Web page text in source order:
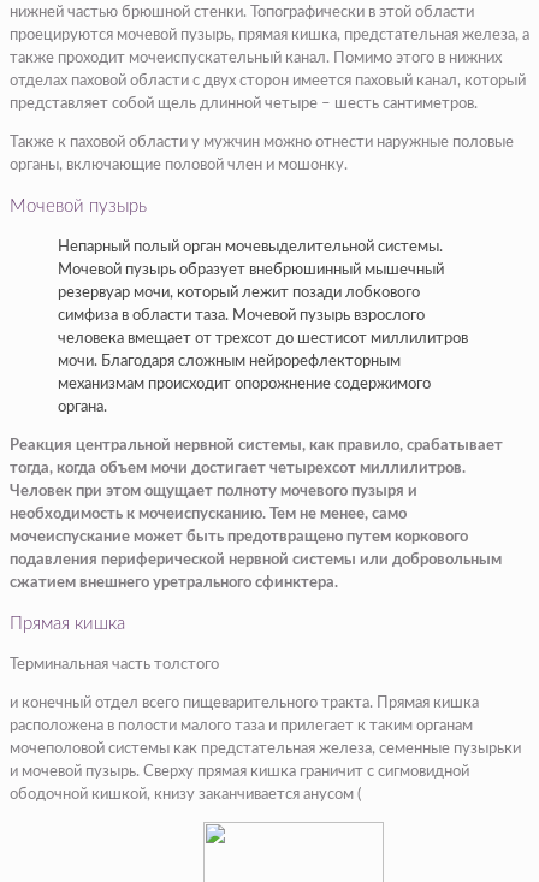
нижней частью брюшной стенки. Топографически в этой области
проецируются мочевой пузырь, прямая кишка, предстательная железа, а
также проходит мочеиспускательный канал. Помимо этого в нижних
отделах паховой области с двух сторон имеется паховый канал, который
представляет собой щель длинной четыре – шесть сантиметров.
Также к паховой области у мужчин можно отнести наружные половые
органы, включающие половой член и мошонку.
Мочевой пузырь
Непарный полый орган мочевыделительной системы.
Мочевой пузырь образует внебрюшинный мышечный
резервуар мочи, который лежит позади лобкового
симфиза в области таза. Мочевой пузырь взрослого
человека вмещает от трехсот до шестисот миллилитров
мочи. Благодаря сложным нейрорефлекторным
механизмам происходит опорожнение содержимого
органа.
Реакция центральной нервной системы, как правило, срабатывает
тогда, когда объем мочи достигает четырехсот миллилитров.
Человек при этом ощущает полноту мочевого пузыря и
необходимость к мочеиспусканию. Тем не менее, само
мочеиспускание может быть предотвращено путем коркового
подавления периферической нервной системы или добровольным
сжатием внешнего уретрального сфинктера.
Прямая кишка
Терминальная часть толстого
и конечный отдел всего пищеварительного тракта. Прямая кишка
расположена в полости малого таза и прилегает к таким органам
мочеполовой системы как предстательная железа, семенные пузырьки
и мочевой пузырь. Сверху прямая кишка граничит с сигмовидной
ободочной кишкой, книзу заканчивается анусом (